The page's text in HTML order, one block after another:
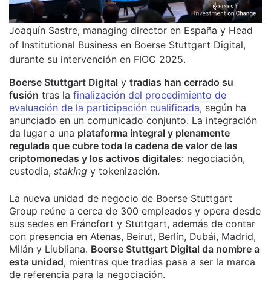
Joaquín Sastre, managing director en España y Head
of Institutional Business en Boerse Stuttgart Digital,
durante su intervención en FIOC 2025.
Boerse Stuttgart Digital y tradias han cerrado su
fusión tras la finalización del procedimiento de
evaluación de la participación cualificada, según ha
anunciado en un comunicado conjunto. La integración
da lugar a una plataforma integral y plenamente
regulada que cubre toda la cadena de valor de las
criptomonedas y los activos digitales: negociación,
custodia, staking y tokenización.
La nueva unidad de negocio de Boerse Stuttgart
Group reúne a cerca de 300 empleados y opera desde
sus sedes en Fráncfort y Stuttgart, además de contar
con presencia en Atenas, Beirut, Berlín, Dubái, Madrid,
Milán y Liubliana. Boerse Stuttgart Digital da nombre a
esta unidad, mientras que tradias pasa a ser la marca
de referencia para la negociación.